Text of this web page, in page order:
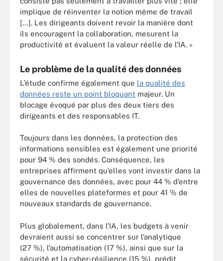
implique de réinventer la notion même de travail
[…]. Les dirigeants doivent revoir la manière dont
ils encouragent la collaboration, mesurent la
productivité et évaluent la valeur réelle de l’IA. »
Le problème de la qualité des données
L’étude confirme également que la qualité des
données reste un point bloquant majeur. Un
blocage évoqué par plus des deux tiers des
dirigeants et des responsables IT.
Toujours dans les données, la protection des
informations sensibles est également une priorité
pour 94 % des sondés. Conséquence, les
entreprises affirment qu’elles vont investir dans la
gouvernance des données, avec pour 44 % d’entre
elles de nouvelles plateformes et pour 41 % de
nouveaux standards de gouvernance.
Plus globalement, dans l’IA, les budgets à venir
devraient aussi se concentrer sur l’analytique
(27 %), l’automatisation (17 %), ainsi que sur la
sécurité et la cyber-résilience (15 %), prédit